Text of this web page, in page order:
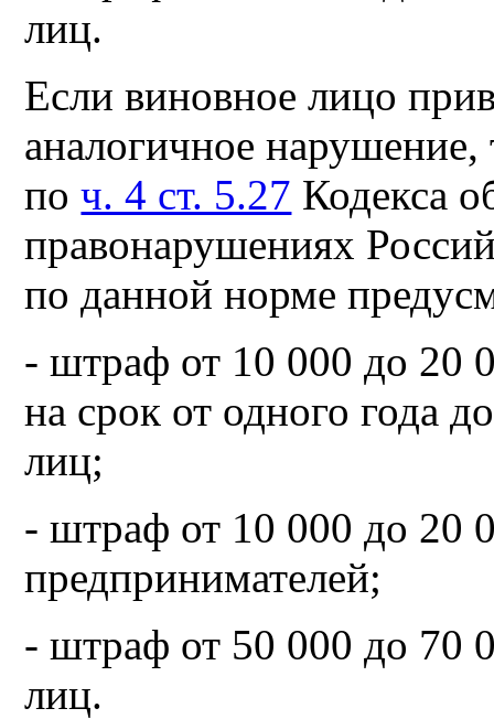
лиц.
Если виновное лицо
аналогичное нарушение,
поч. 4 ст. 5.27 Кодекса
правонарушениях
по данной норме
- штраф от 10 000 до 20
на срок от одного года
лиц;
- штраф от 10 000 до 20
предпринимателей;
- штраф от 50 000 до 70
лиц.